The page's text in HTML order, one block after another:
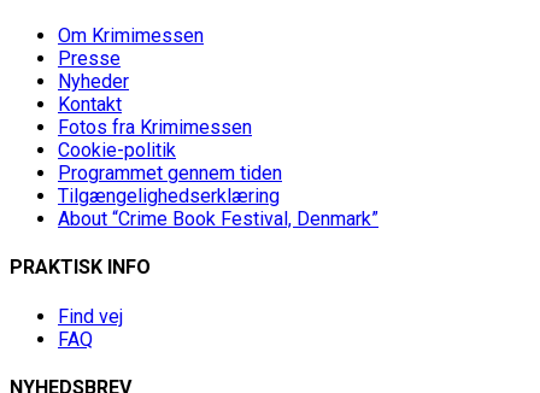
Om Krimimessen
Presse
Nyheder
Kontakt
Fotos fra Krimimessen
Cookie-politik
Programmet gennem tiden
Tilgængelighedserklæring
About “Crime Book Festival, Denmark”
PRAKTISK INFO
Find vej
FAQ
NYHEDSBREV